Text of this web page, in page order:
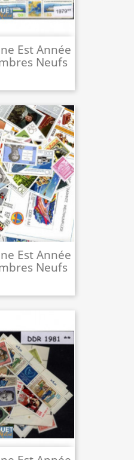
Est Année
Neufs
Est Année
Neufs